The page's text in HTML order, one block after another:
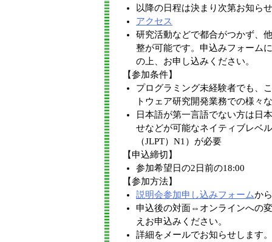
以降の日程は決まり次第お知ら
アクセス
研究活動などで都合がつかず、
整が可能です。申込みフォーム
の上、お申し込みください。
【参加条件】
プログラミング未経験者でも、
トウェア研究開発業務での様々
日本語が第一言語でない方は日
せなどが可能なネイティブレベ
（JLPT）N1）が必要
【申込締切】
参加希望日の2日前の18:00
【参加方法】
説明会参加申し込みフォームか
申込後の対面⇔オンラインへの
えお申込みください。
詳細をメールでお知らせします。